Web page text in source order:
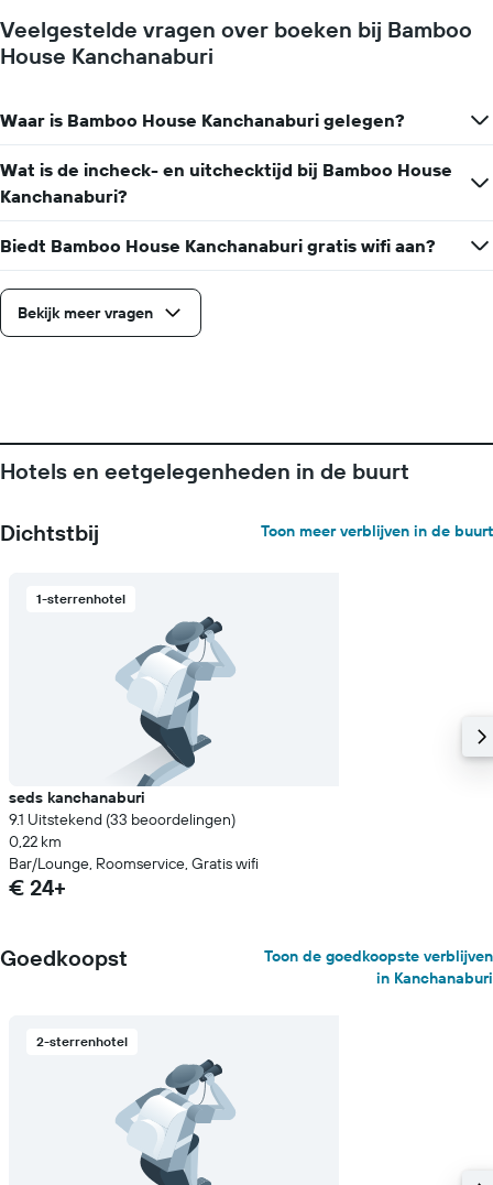
Veelgestelde vragen over boeken bij Bamboo
House Kanchanaburi
Waar is Bamboo House Kanchanaburi gelegen?
Wat is de incheck- en uitchecktijd bij Bamboo House
Kanchanaburi?
Biedt Bamboo House Kanchanaburi gratis wifi aan?
Bekijk meer vragen
Hotels en eetgelegenheden in de buurt
Dichtstbij Toon meer verblijven in de buurt
1-sterrenhotel
seds kanchanaburi
9.1 Uitstekend (33 beoordelingen)
0,22 km
Bar/Lounge, Roomservice, Gratis wifi
€ 24+
Goedkoopst
Toon de goedkoopste verblijven
in Kanchanaburi
2-sterrenhotel